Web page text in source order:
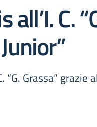
all’I. C.
“G. Grassa”